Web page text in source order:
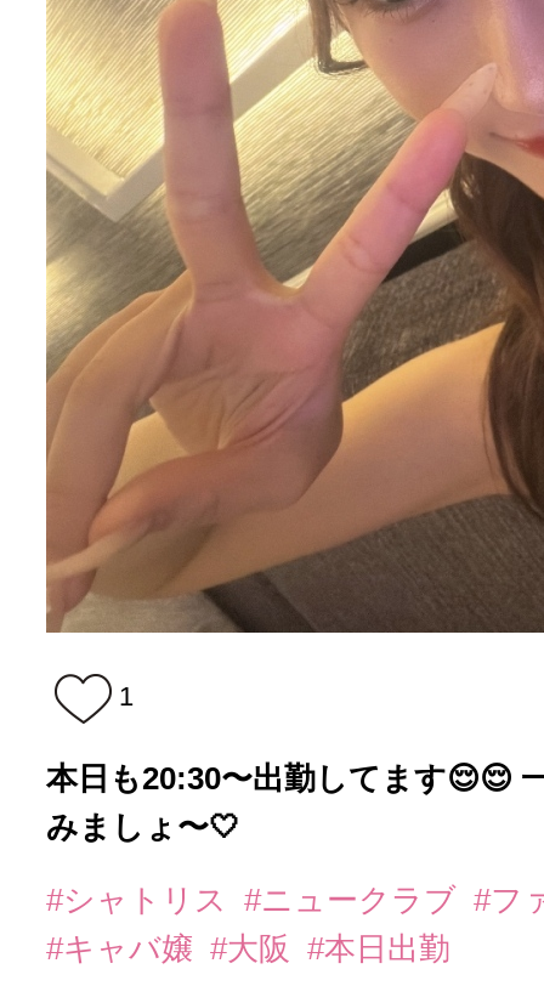
1
本日も20:30〜出勤してます😌😌
みましょ〜🤍
#シャトリス #ニュークラブ #フ
#キャバ嬢 #大阪 #本日出勤